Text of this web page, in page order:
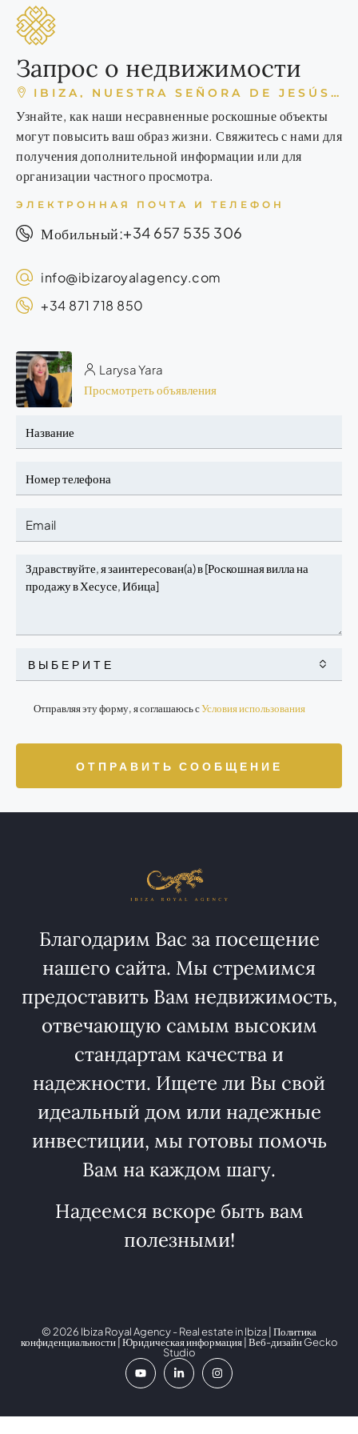
Запрос о недвижимости
IBIZA, NUESTRA SEÑORA DE JESÚS, ESPAÑA
Узнайте, как наши несравненные роскошные объекты
могут повысить ваш образ жизни. Свяжитесь с нами для
получения дополнительной информации или для
организации частного просмотра.
ЭЛЕКТРОННАЯ ПОЧТА И ТЕЛЕФОН
Мобильный:+34 657 535 306
info@ibizaroyalagency.com
+34 871 718 850
Larysa Yara
Просмотреть объявления
ВЫБЕРИТЕ
Отправляя эту форму, я соглашаюсь сУсловия использования
ОТПРАВИТЬ СООБЩЕНИЕ
Благодарим Вас за посещение
нашего сайта. Мы стремимся
предоставить Вам недвижимость,
отвечающую самым высоким
стандартам качества и
надежности. Ищете ли Вы свой
идеальный дом или надежные
инвестиции, мы готовы помочь
Вам на каждом шагу.
Надеемся вскоре быть вам
полезными!
© 2026 Ibiza Royal Agency - Real estate in Ibiza | Политика
конфиденциальности|Юридическая информация| Веб-дизайнGecko
Studio